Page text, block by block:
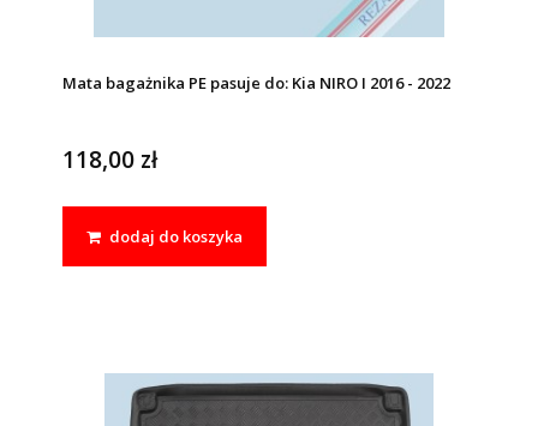
Mata bagażnika PE pasuje do: Kia NIRO I 2016 - 2022
118,00 zł
dodaj do koszyka